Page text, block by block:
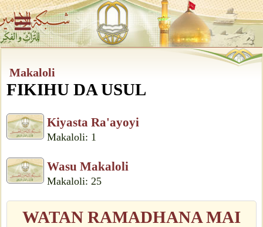
Makaloli
FIKIHU DA USUL
Kiyasta Ra'ayoyi
Makaloli: 1
Wasu Makaloli
Makaloli: 25
WATAN RAMADHANA MAI